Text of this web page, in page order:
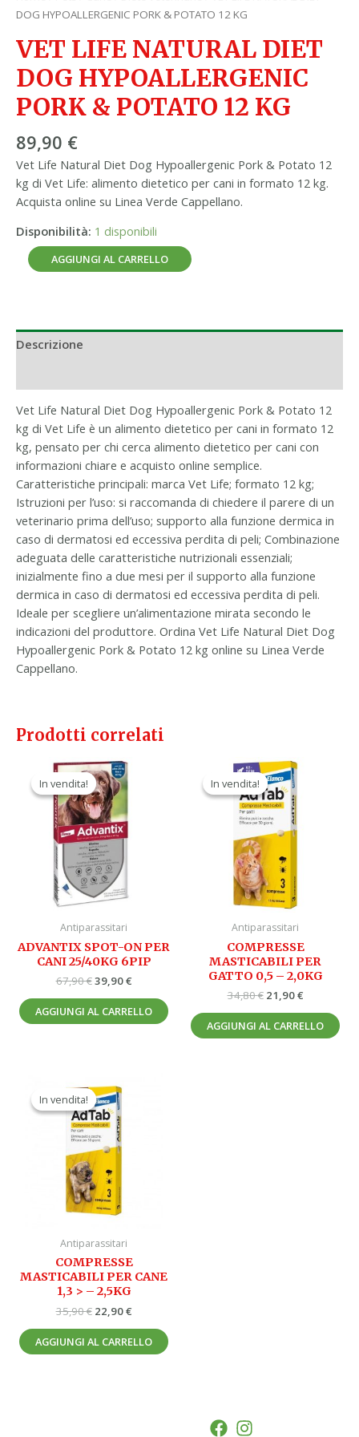
DOG HYPOALLERGENIC PORK & POTATO 12 KG
VET LIFE NATURAL DIET
DOG HYPOALLERGENIC
PORK & POTATO 12 KG
89,90 €
Vet Life Natural Diet Dog Hypoallergenic Pork & Potato 12
kg di Vet Life: alimento dietetico per cani in formato 12 kg.
Acquista online su Linea Verde Cappellano.
Disponibilità: 1 disponibili
AGGIUNGI AL CARRELLO
Descrizione
Vet Life Natural Diet Dog Hypoallergenic Pork & Potato 12
kg di Vet Life è un alimento dietetico per cani in formato 12
kg, pensato per chi cerca alimento dietetico per cani con
informazioni chiare e acquisto online semplice.
Caratteristiche principali: marca Vet Life; formato 12 kg;
Istruzioni per l’uso: si raccomanda di chiedere il parere di un
veterinario prima dell’uso; supporto alla funzione dermica in
caso di dermatosi ed eccessiva perdita di peli; Combinazione
adeguata delle caratteristiche nutrizionali essenziali;
inizialmente fino a due mesi per il supporto alla funzione
dermica in caso di dermatosi ed eccessiva perdita di peli.
Ideale per scegliere un’alimentazione mirata secondo le
indicazioni del produttore. Ordina Vet Life Natural Diet Dog
Hypoallergenic Pork & Potato 12 kg online su Linea Verde
Cappellano.
Prodotti correlati
In vendita!
In vendita!
Antiparassitari
ADVANTIX SPOT-ON PER
CANI 25/40KG 6PIP
67,90€
Il
prezzo
originale
era:
67,90 €.
39,90€
AGGIUNGI AL CARRELLO
In vendita!
In vendita!
Antiparassitari
COMPRESSE
MASTICABILI PER
GATTO 0,5 – 2,0KG
34,80€
Il
prezzo
originale
era:
34,80 €.
21,90€
AGGIUNGI AL CARRELLO
In vendita!
In vendita!
Antiparassitari
COMPRESSE
MASTICABILI PER CANE
1,3 > – 2,5KG
35,90€
prezzo
originale
era:
35,90 €.
22,90€
AGGIUNGI AL CARRELLO